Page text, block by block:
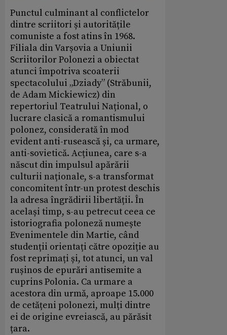
Punctul culminant al conflictelor
dintre scriitori și autoritățile
comuniste a fost atins în 1968.
Filiala din Varșovia a Uniunii
Scriitorilor Polonezi a obiectat
atunci împotriva scoaterii
spectacolului „Dziady” (Străbunii,
de Adam Mickiewicz) din
repertoriul Teatrului Național, o
lucrare clasică a romantismului
polonez, considerată în mod
evident anti-rusească și, ca urmare,
anti-sovietică. Acțiunea, care s-a
născut din impulsul apărării
culturii naționale, s-a transformat
concomitent într-un protest deschis
la adresa îngrădirii libertății. În
același timp, s-au petrecut ceea ce
istoriografia poloneză numește
Evenimentele din Martie, când
studenții orientați către opoziție au
fost reprimați și, tot atunci, un val
rușinos de epurări antisemite a
cuprins Polonia. Ca urmare a
acestora din urmă, aproape 15.000
de cetățeni polonezi, mulți dintre
ei de origine evreiască, au părăsit
țara.